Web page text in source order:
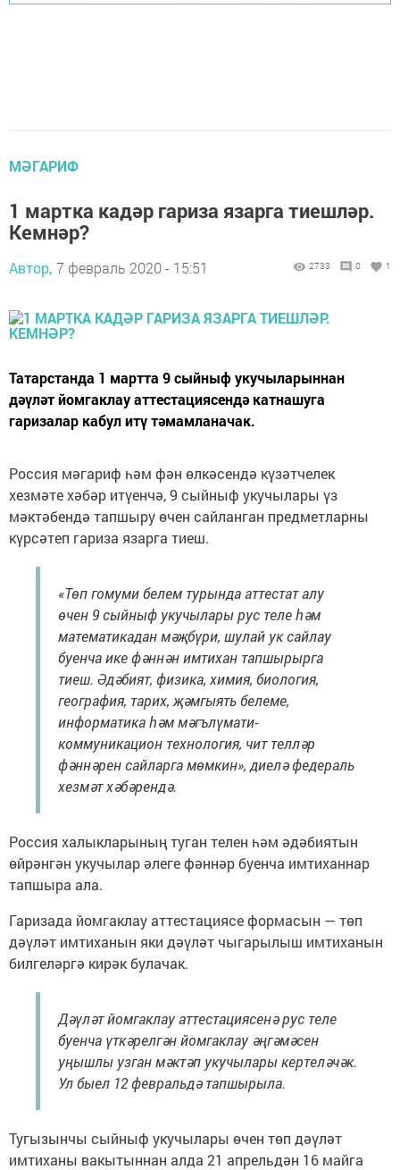
МӘГАРИФ
1 мартка кадәр гариза язарга тиешләр.
Кемнәр?
Автор, 7 февраль 2020 - 15:51 2733 0 1
Татарстанда 1 мартта 9 сыйныф укучыларыннан
дәүләт йомгаклау аттестациясендә катнашуга
гаризалар кабул итү тәмамланачак.
Россия мәгариф һәм фән өлкәсендә күзәтчелек
хезмәте хәбәр итүенчә, 9 сыйныф укучылары үз
мәктәбендә тапшыру өчен сайланган предметларны
күрсәтеп гариза язарга тиеш.
«Төп гомуми белем турында аттестат алу
өчен 9 сыйныф укучылары рус теле һәм
математикадан мәҗбүри, шулай ук сайлау
буенча ике фәннән имтихан тапшырырга
тиеш. Әдәбият, физика, химия, биология,
география, тарих, җәмгыять белеме,
информатика һәм мәгълүмати-
коммуникацион технология, чит телләр
фәннәрен сайларга мөмкин», диелә федераль
хезмәт хәбәрендә.
Россия халыкларының туган телен һәм әдәбиятын
өйрәнгән укучылар әлеге фәннәр буенча имтиханнар
тапшыра ала.
Гаризада йомгаклау аттестациясе формасын — төп
дәүләт имтиханын яки дәүләт чыгарылыш имтиханын
билгеләргә кирәк булачак.
Дәүләт йомгаклау аттестациясенә рус теле
буенча үткәрелгән йомгаклау әңгәмәсен
уңышлы узган мәктәп укучылары кертеләчәк.
Ул быел 12 февральдә тапшырыла.
Тугызынчы сыйныф укучылары өчен төп дәүләт
имтиханы вакытыннан алда 21 апрельдән 16 майга